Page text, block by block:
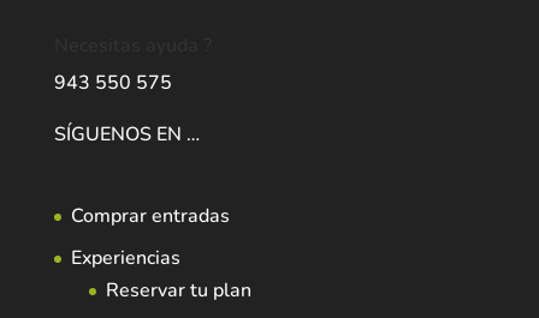
943 550 575
SÍGUENOS EN …
Comprar entradas
Experiencias
Reservar tu plan